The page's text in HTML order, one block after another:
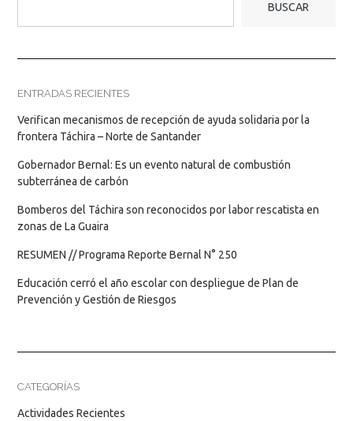
BUSCAR
ENTRADAS RECIENTES
Verifican mecanismos de recepción de ayuda solidaria por la
frontera Táchira – Norte de Santander
Gobernador Bernal: Es un evento natural de combustión
subterránea de carbón
Bomberos del Táchira son reconocidos por labor rescatista en
zonas de La Guaira
RESUMEN // Programa Reporte Bernal N° 250
Educación cerró el año escolar con despliegue de Plan de
Prevención y Gestión de Riesgos
CATEGORÍAS
Actividades Recientes